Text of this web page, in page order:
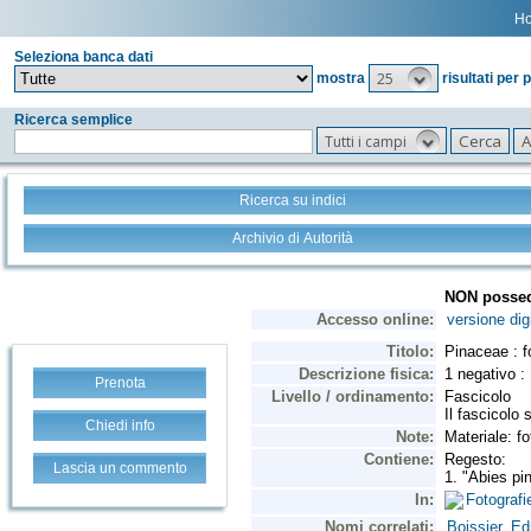
Seleziona banca dati
mostra
25 risultati per
Ricerca semplice
Tutti i campi
Ricerca su indici
Archivio di Autorità
Prenota
Chiedi info
Lascia un commento